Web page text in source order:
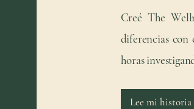
Creé The
diferencias con
horas
Lee mi